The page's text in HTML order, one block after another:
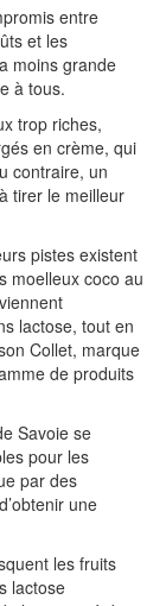
entre
et les
moins grande
à tous.
trop riches,
en crème, qui
contraire, un
tirer le meilleur
pistes existent
moelleux coco au
lactose, tout en
Collet, marque
de produits
Savoie se
pour les
par des
une
les fruits
lactose